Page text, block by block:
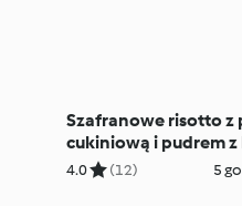
Szafranowe risotto z
cukiniową i pudrem
4.0 (12) 5